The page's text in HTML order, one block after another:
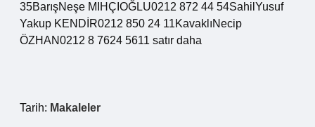
35BarışNeşe MIHÇIOĞLU0212 872 44 54SahilYusuf
Yakup KENDİR0212 850 24 11KavaklıNecip
ÖZHAN0212 8 7624 5611 satır daha
Tarih: Makaleler